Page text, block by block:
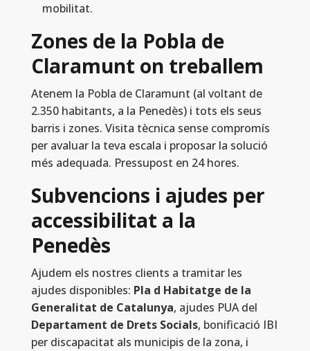
mobilitat.
Zones de la Pobla de
Claramunt on treballem
Atenem la Pobla de Claramunt (al voltant de
2.350 habitants, a la Penedès) i tots els seus
barris i zones. Visita tècnica sense compromís
per avaluar la teva escala i proposar la solució
més adequada. Pressupost en 24 hores.
Subvencions i ajudes per
accessibilitat a la
Penedès
Ajudem els nostres clients a tramitar les
ajudes disponibles: Pla d Habitatge de la
Generalitat de Catalunya, ajudes PUA del
Departament de Drets Socials, bonificació IBI
per discapacitat als municipis de la zona, i